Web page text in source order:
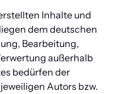
Inhalte und
dem deutschen
Bearbeitung,
außerhalb
bedürfen der
Autors bzw.